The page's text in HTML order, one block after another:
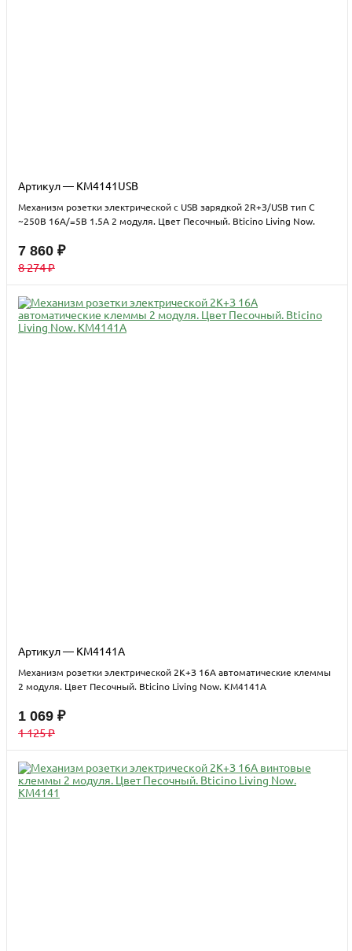
Артикул — KM4141USB
Механизм розетки электрической с USB зарядкой 2R+З/USB тип C
~250В 16А/=5В 1.5А 2 модуля. Цвет Песочный. Bticino Living Now.
7 860 ₽
8 274 ₽
Артикул — KM4141A
Механизм розетки электрической 2К+З 16А автоматические клеммы
2 модуля. Цвет Песочный. Bticino Living Now. KM4141A
1 069 ₽
1 125 ₽